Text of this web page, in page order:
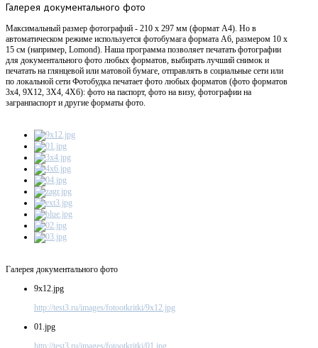
Галерея документального фото
Максимальный размер фотографий - 210 х 297 мм (формат А4). Но в
автоматическом режиме используется фотобумага формата А6, размером 10 х
15 см (например, Lomond). Наша программа позволяет печатать фотографии
для документального фото любых форматов, выбирать лучший снимок и
печатать на глянцевой или матовой бумаге, отправлять в социальные сети или
по локальной сети Фотобудка печатает фото любых форматов (фото форматов
3х4, 9X12, 3X4, 4X6): фото на паспорт, фото на визу, фотографии на
загранпаспорт и другие форматы фото.
Галерея документального фото
9x12.jpg
http://test3.ru/images/fotootkritki/9x12.jpg
01.jpg